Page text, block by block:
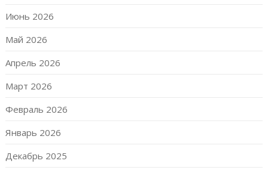
Июнь 2026
Май 2026
Апрель 2026
Март 2026
Февраль 2026
Январь 2026
Декабрь 2025